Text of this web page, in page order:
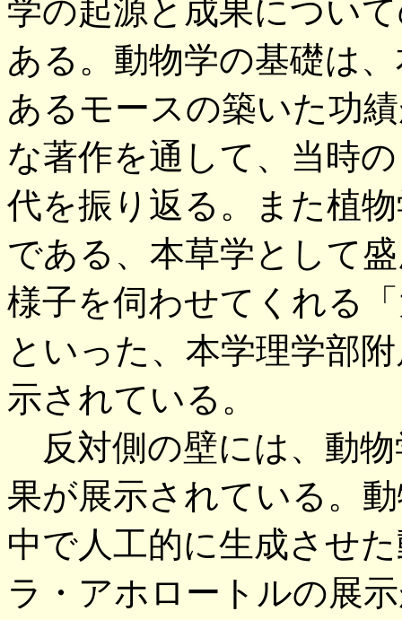
学の起源と成果につい
ある。動物学の基礎は
あるモースの築いた功
な著作を通して、当時
代を振り返る。また植
である、本草学として
様子を伺わせてくれる
といった、本学理学部
示されている。
反対側の壁には、動物
果が展示されている。
中で人工的に生成させ
ラ・アホロートルの展